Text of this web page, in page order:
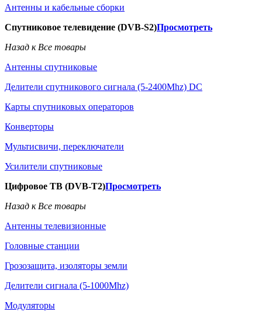
Антенны и кабельные сборки
Спутниковое телевидение (DVB-S2)Просмотреть
Назад к Все товары
Антенны спутниковые
Делители спутникового сигнала (5-2400Mhz) DC
Карты спутниковых операторов
Конверторы
Мультисвичи, переключатели
Усилители спутниковые
Цифровое ТВ (DVB-T2)Просмотреть
Назад к Все товары
Антенны телевизионные
Головные станции
Грозозащита, изоляторы земли
Делители сигнала (5-1000Mhz)
Модуляторы